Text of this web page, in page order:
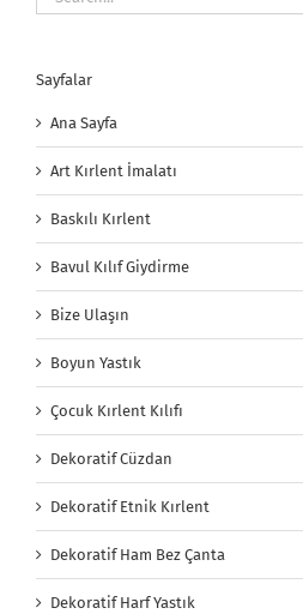
for:
Sayfalar
Ana Sayfa
Art Kırlent İmalatı
Baskılı Kırlent
Bavul Kılıf Giydirme
Bize Ulaşın
Boyun Yastık
Çocuk Kırlent Kılıfı
Dekoratif Cüzdan
Dekoratif Etnik Kırlent
Dekoratif Ham Bez Çanta
Dekoratif Harf Yastık